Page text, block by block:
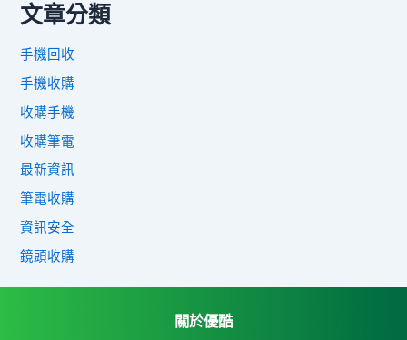
文章分類
手機回收
手機收購
收購手機
收購筆電
最新資訊
筆電收購
資訊安全
鏡頭收購
關於優酷